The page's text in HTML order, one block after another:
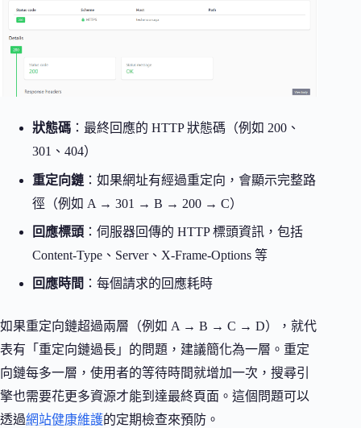
狀態碼 ：最終回應的 HTTP 狀態碼（例如 200、
301、404）
重定向鏈 ：如果網址有經過重定向，會顯示完整路
徑（例如 A → 301 → B → 200 → C）
回應標頭 ：伺服器回傳的 HTTP 標頭資訊，包括
Content-Type、Server、X-Frame-Options 等
回應時間 ：每個請求的回應耗時
如果重定向鏈超過兩層（例如 A → B → C → D），就代
表有「重定向鏈過長」的問題，建議簡化為一層。重定
向鏈每多一層，使用者的等待時間就增加一次，搜尋引
擎也需要花更多資源才能到達最終頁面。這個問題可以
透過網站健康維護的定期檢查來預防。